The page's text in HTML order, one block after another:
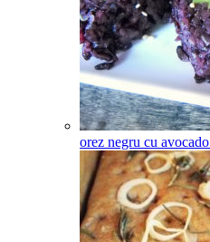
orez negru cu avocado